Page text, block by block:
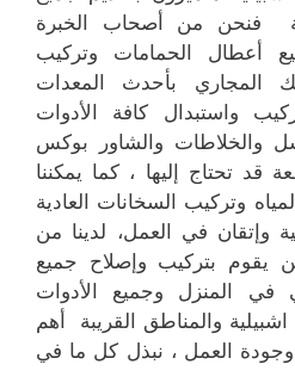
فنحن من أصحاب الخبرة
أعطال الحمامات وتركيب
المجاري بأحدث المعدات
واستبدال كافة الأدوات
والخلاطات والشاور بوكس
قد تحتاج إليها ، كما يمكننا
وتركيب السخانات العادية
وإتقان في العمل، لدينا من
يقوم بتركيب وإصلاح جميع
المنزل وجميع الأدوات
والمناطق القريبة أهم
وجودة العمل ، نبذل كل ما في